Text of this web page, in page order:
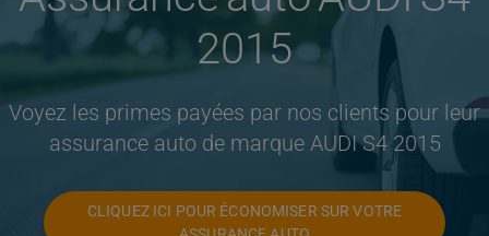
2015
Voyez les primes payées par nos clients pour leur
assurance auto de marque AUDI S4 2015
CLIQUEZ ICI POUR ÉCONOMISER SUR VOTRE